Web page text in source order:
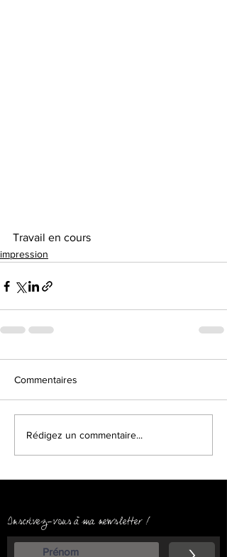
Travail en cours
impression
Commentaires
Rédigez un commentaire...
Inscrivez-vous à ma newsletter !